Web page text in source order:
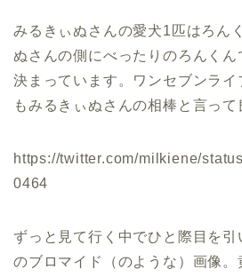
みるきぃぬさんの愛犬1匹はろん
ぬさんの側にべったりのろんくん
決まっています。ワンセブンラ
もみるきぃぬさんの相棒と言って
https://twitter.com/milkiene/
0464
ずっと見て行く中でひと際目を引
のブロマイド（のような）画像